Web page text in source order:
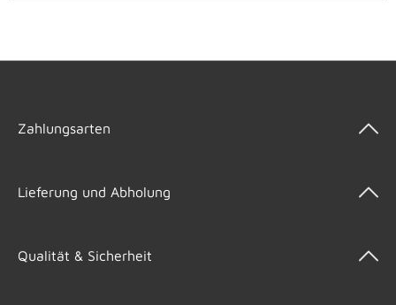
Zahlungsarten
Lieferung und Abholung
Qualität & Sicherheit